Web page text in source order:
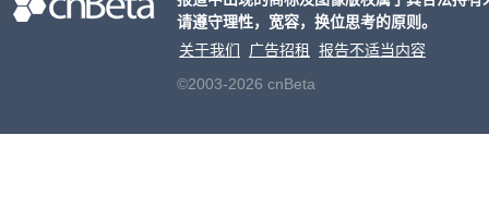
请遵守理性，宽容，换位思考的原则。
关于我们
广告招租
报告不适当内容
©2003-2026 cnBeta